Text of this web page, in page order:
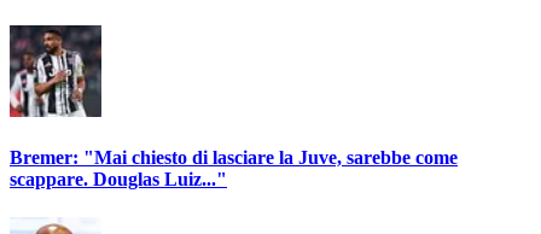
Bremer: "Mai chiesto di lasciare la Juve, sarebbe come
scappare. Douglas Luiz..."